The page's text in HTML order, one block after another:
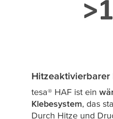
Hitzeaktivierbarer
tesa® HAF ist ein
Klebesystem, das
Durch Hitze und